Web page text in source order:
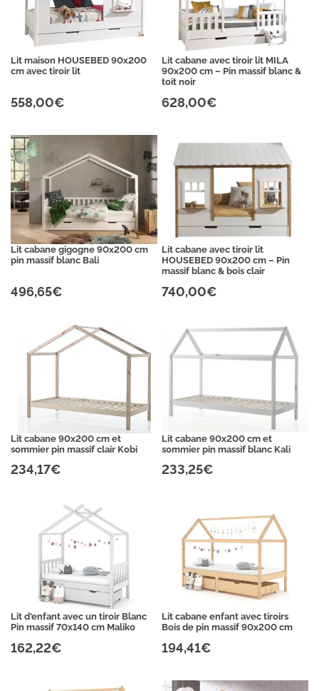
Lit maison HOUSEBED 90x200
cm avec tiroir lit
558,00€
Lit cabane avec tiroir lit MILA
90x200 cm – Pin massif blanc &
toit noir
628,00€
Lit cabane gigogne 90x200 cm
pin massif blanc Bali
496,65€
Lit cabane avec tiroir lit
HOUSEBED 90x200 cm – Pin
massif blanc & bois clair
740,00€
Lit cabane 90x200 cm et
sommier pin massif clair Kobi
234,17€
Lit cabane 90x200 cm et
sommier pin massif blanc Kali
233,25€
Lit d'enfant avec un tiroir Blanc
Pin massif 70x140 cm Maliko
162,22€
Lit cabane enfant avec tiroirs
Bois de pin massif 90x200 cm
194,41€